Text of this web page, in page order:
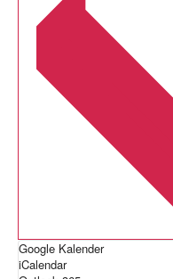
Google Kalender
iCalendar